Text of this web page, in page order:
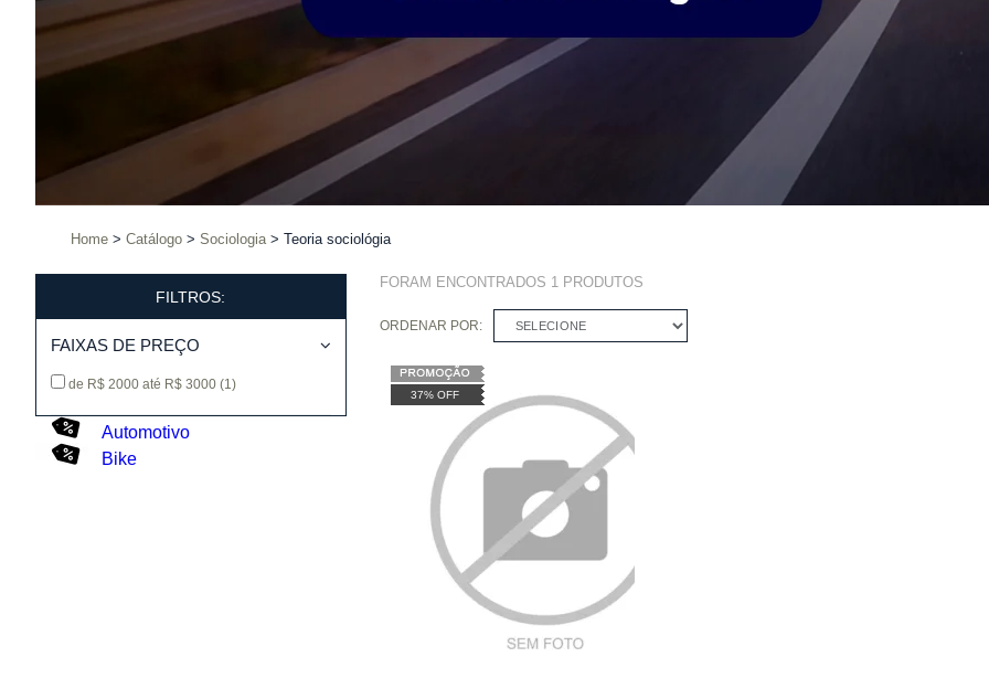
Home Catálogo Sociologia Teoria sociológia
FILTROS:
FAIXAS DE PREÇO
de R$ 2000 até R$ 3000 (1)
Automotivo
Bike
FORAM ENCONTRADOS 1PRODUTOS
ORDENAR POR: SELECIONE
37% OFF